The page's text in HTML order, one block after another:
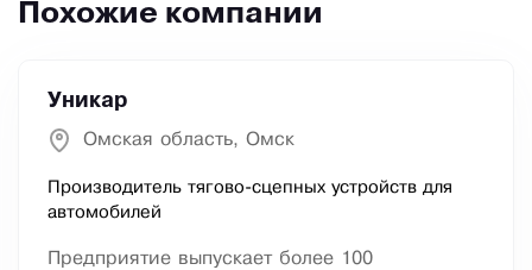
Похожие компании
Уникар
Омская область, Омск
Производитель тягово-сцепных устройств для
автомобилей
Предприятие выпускает более 100